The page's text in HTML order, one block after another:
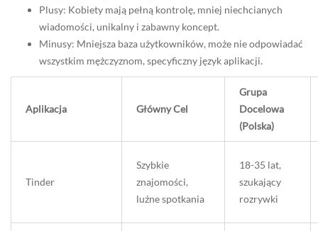
Plusy: Kobiety mają pełną kontrolę, mniej niechcianych
wiadomości, unikalny i zabawny koncept.
Minusy: Mniejsza baza użytkowników, może nie odpowiadać
wszystkim mężczyznom, specyficzny język aplikacji.
Aplikacja Główny Cel
Grupa
Docelowa
(Polska)
Tinder
Szybkie
znajomości,
luźne spotkania
18-35 lat,
szukający
rozrywki